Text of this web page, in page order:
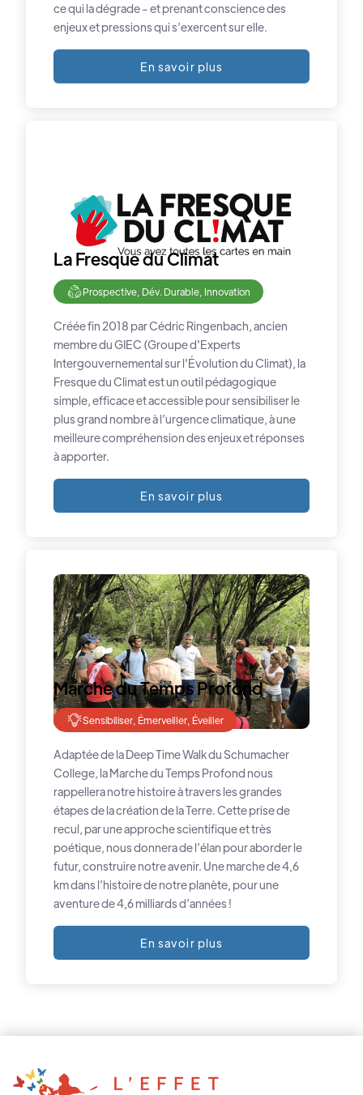
ce qui la dégrade - et prenant conscience des
enjeux et pressions qui s’exercent sur elle.
En savoir plus
La Fresque du Climat
Prospective, Dév. Durable, Innovation
Créée fin 2018 par Cédric Ringenbach, ancien
membre du GIEC (Groupe d'Experts
Intergouvernemental sur l'Évolution du Climat), la
Fresque du Climat est un outil pédagogique
simple, efficace et accessible pour sensibiliser le
plus grand nombre à l’urgence climatique, à une
meilleure compréhension des enjeux et réponses
à apporter.
En savoir plus
Marche du Temps Profond
Sensibiliser, Émerveiller, Éveiller
Adaptée de la Deep Time Walk du Schumacher
College, la Marche du Temps Profond nous
rappellera notre histoire à travers les grandes
étapes de la création de la Terre. Cette prise de
recul, par une approche scientifique et très
poétique, nous donnera de l’élan pour aborder le
futur, construire notre avenir. Une marche de 4,6
km dans l’histoire de notre planète, pour une
aventure de 4,6 milliards d’années !
En savoir plus